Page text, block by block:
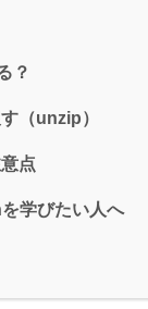
？
（unzip）
点
学びたい人へ